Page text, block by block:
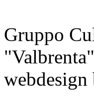
Gruppo
webdesign